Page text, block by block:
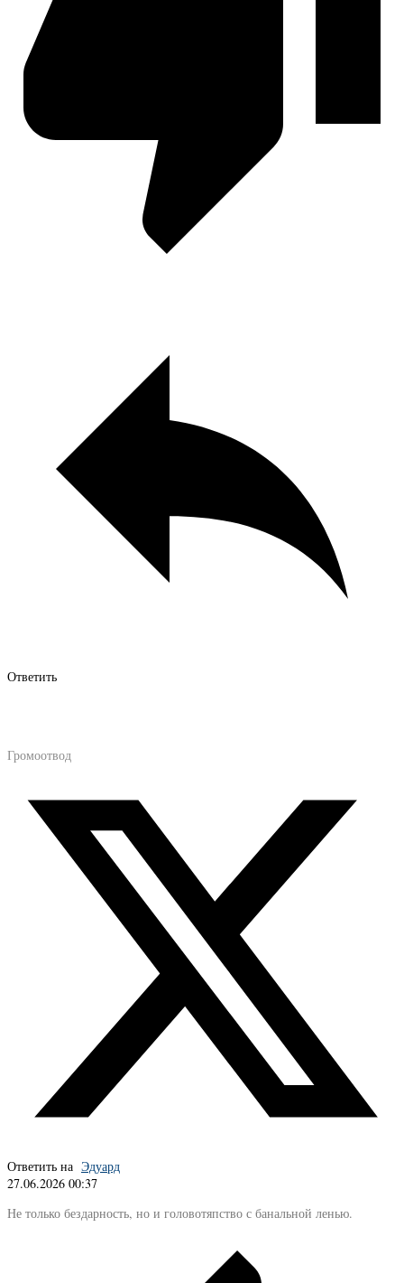
Ответить
Громоотвод
Ответить на Эдуард
27.06.2026 00:37
Не только бездарность, но и головотяпство с банальной ленью.